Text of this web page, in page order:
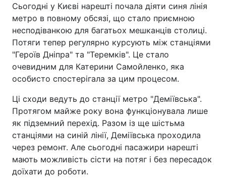
Сьогодні у Києві нарешті почала діяти синя лінія
метро в повному обсязі, що стало приємною
несподіванкою для багатьох мешканців столиці.
Потяги тепер регулярно курсують між станціями
"Героїв Дніпра" та "Теремків". Це стало
очевидним для Катерини Самойленко, яка
особисто спостерігала за цим процесом.
Ці сходи ведуть до станції метро "Деміївська".
Протягом майже року вона функціонувала лише
як підземний перехід. Разом із ще шістьма
станціями на синій лінії, Деміївська проходила
через ремонт. Але сьогодні пасажири нарешті
мають можливість сісти на потяг і без пересадок
доїхати до роботи.